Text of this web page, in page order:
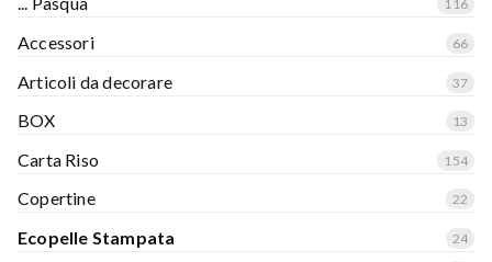
116
Accessori 66
Articoli da decorare 37
BOX 13
Carta Riso 154
Copertine 22
Ecopelle Stampata 24